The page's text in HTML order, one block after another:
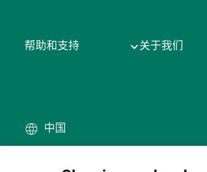
帮助和支持 关于我们
中国
隐私政策